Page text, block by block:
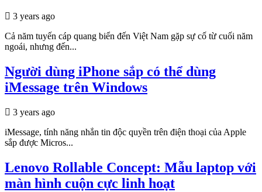
3 years ago
Cả năm tuyến cáp quang biển đến Việt Nam gặp sự cố từ cuối năm
ngoái, nhưng đến...
Người dùng iPhone sắp có thể dùng
iMessage trên Windows
3 years ago
iMessage, tính năng nhắn tin độc quyền trên điện thoại của Apple
sắp được Micros...
Lenovo Rollable Concept: Mẫu laptop với
màn hình cuộn cực linh hoạt